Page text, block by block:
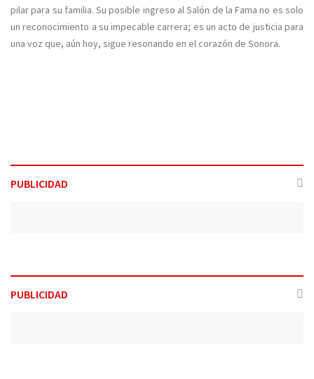
pilar para su familia. Su posible ingreso al Salón de la Fama no es solo
un reconocimiento a su impecable carrera; es un acto de justicia para
una voz que, aún hoy, sigue resonando en el corazón de Sonora.
PUBLICIDAD
PUBLICIDAD